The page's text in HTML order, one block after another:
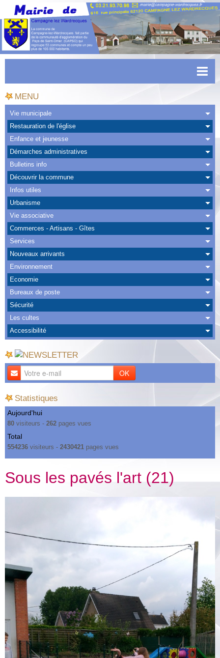
Accueil
Actualités
Facebook
CAPSO
Urbanisme
Transports
Agenda
Albums
Nous Contacter
MENU
Vie municipale
Restauration de l'église
Enfance et jeunesse
Démarches administratives
Bulletins info
Découvrir la commune
Infos utiles
Urbanisme
Vie associative
Commerces - Artisans - Gîtes
Services
Nouveaux arrivants
Environnement
Economie
Bureaux de poste
Sécurité
Les cultes
Accessibilité
OK
Statistiques
Aujourd'hui
80 visiteurs - 262 pages vues
Total
554236 visiteurs - 2430421 pages vues
Sous les pavés l'art (21)